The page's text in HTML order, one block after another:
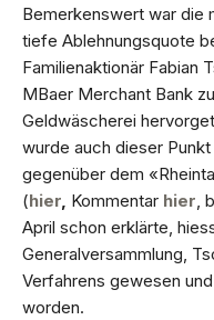
Bemerkenswert war die
tiefe Ablehnungsquote
Familienaktionär Fabian
MBaer Merchant Bank
Geldwäscherei
wurde auch dieser
gegenüber dem
(hier Kommentar hier ,
April schon erklärte,
Generalversammlung,
Verfahrens gewesen
worden.